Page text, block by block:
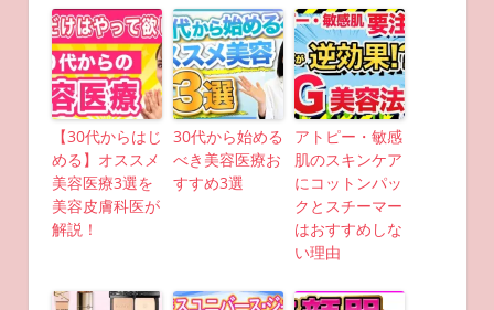
【30代からはじ
める】オススメ
美容医療3選を
美容皮膚科医が
解説！
30代から始める
べき美容医療お
すすめ3選
アトピー・敏感
肌のスキンケア
にコットンパッ
クとスチーマー
はおすすめしな
い理由